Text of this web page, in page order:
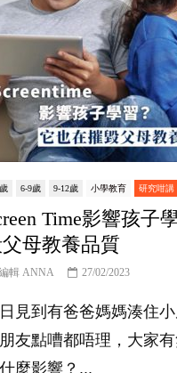
6-9歲 9-12歲 小學教育 研究咁講
Time影響孩子
母教養品質
輯 ANNA 27/02/2023
見到有爸爸媽媽湊住
友點嘈都唔理，大家
麼影響？...